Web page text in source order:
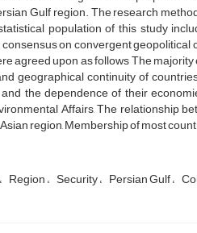
Gulf region. The research
population of this study
on convergent
agreed upon as follows The
geographical continuity of
the dependence of their
Affairs, The relationship
region, Membership of most
Region Security Persian Gulf